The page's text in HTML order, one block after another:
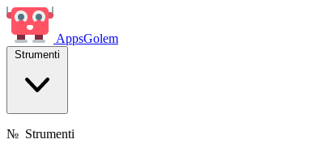
AppsGolem
Strumenti
№ Strumenti